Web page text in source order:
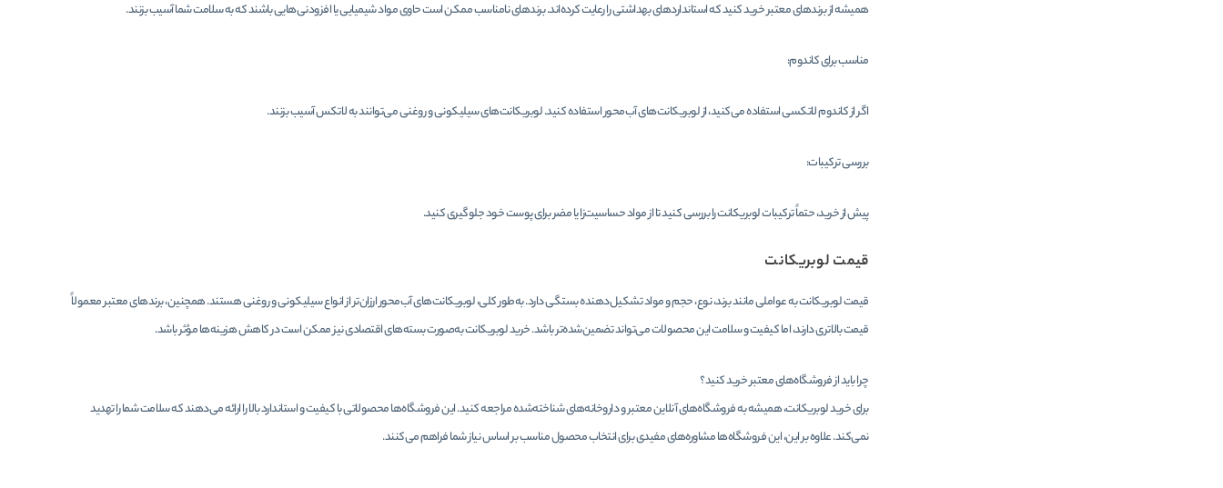
همیشه از برندهای معتبر خرید کنید که استانداردهای بهداشتی را رعایت کرده‌اند. برندهای نامناسب ممکن است حاوی مواد شیمیایی یا افزودنی‌هایی باشند که به سلامت شما آسیب بزنند.
مناسب برای کاندوم:
اگر از کاندوم لاتکسی استفاده می‌کنید، از لوبریکانت‌های آب‌محور استفاده کنید. لوبریکانت‌های سیلیکونی و روغنی می‌توانند به لاتکس آسیب بزنند.
بررسی ترکیبات:
پیش از خرید، حتماً ترکیبات لوبریکانت را بررسی کنید تا از مواد حساسیت‌زا یا مضر برای پوست خود جلوگیری کنید.
قیمت لوبریکانت
قیمت لوبریکانت به عواملی مانند برند، نوع، حجم و مواد تشکیل‌دهنده بستگی دارد. به‌طور کلی، لوبریکانت‌های آب‌محور ارزان‌تر از انواع سیلیکونی و روغنی هستند. همچنین، برندهای معتبر معمولاً
قیمت بالاتری دارند، اما کیفیت و سلامت این محصولات می‌تواند تضمین‌شده‌تر باشد. خرید لوبریکانت به‌صورت بسته‌های اقتصادی نیز ممکن است در کاهش هزینه‌ها مؤثر باشد.
چرا باید از فروشگاه‌های معتبر خرید کنید؟
برای خرید لوبریکانت، همیشه به فروشگاه‌های آنلاین معتبر و داروخانه‌های شناخته‌شده مراجعه کنید. این فروشگاه‌ها محصولاتی با کیفیت و استاندارد بالا را ارائه می‌دهند که سلامت شما را تهدید
نمی‌کند. علاوه بر این، این فروشگاه‌ها مشاوره‌های مفیدی برای انتخاب محصول مناسب بر اساس نیاز شما فراهم می‌کنند.